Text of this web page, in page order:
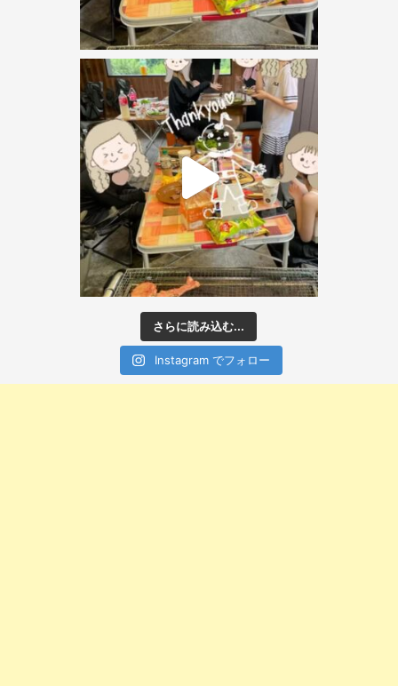
さらに読み込む...
Instagram でフォロー